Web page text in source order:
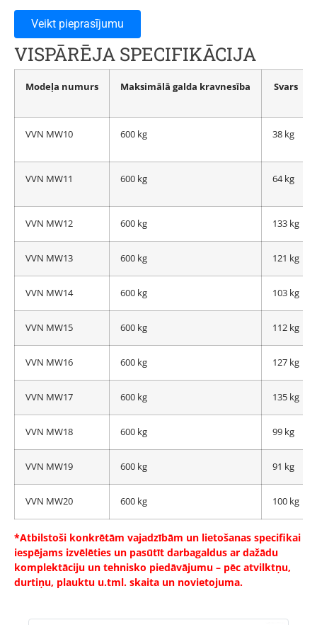
Veikt pieprasījumu
VISPĀRĒJA SPECIFIKĀCIJA
Modeļa numurs Maksimālā galda kravnesība Svars
VVN MW10 600 kg 38 kg
VVN MW11 600 kg 64 kg
VVN MW12 600 kg 133 kg
VVN MW13 600 kg 121 kg
VVN MW14 600 kg 103 kg
VVN MW15 600 kg 112 kg
VVN MW16 600 kg 127 kg
VVN MW17 600 kg 135 kg
VVN MW18 600 kg 99 kg
VVN MW19 600 kg 91 kg
VVN MW20 600 kg 100 kg
*Atbilstoši konkrētām vajadzībām un lietošanas specifikai
iespējams izvēlēties un pasūtīt darbagaldus ar dažādu
komplektāciju un tehnisko piedāvājumu – pēc atvilktņu,
durtiņu, plauktu u.tml. skaita un novietojuma.